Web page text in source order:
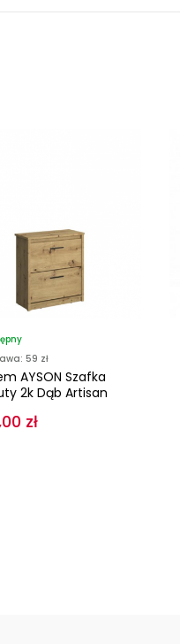
59 zł
AYSON Szafka
2k Dąb Artisan
zł